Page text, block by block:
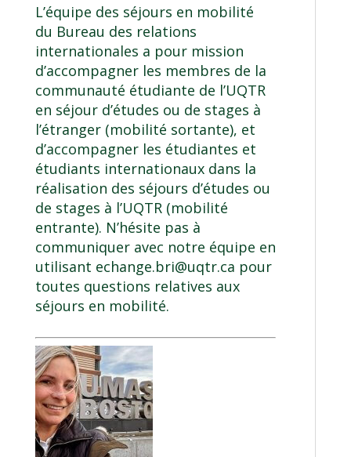
L’équipe des séjours en mobilité
du Bureau des relations
internationales a pour mission
d’accompagner les membres de la
communauté étudiante de l’UQTR
en séjour d’études ou de stages à
l’étranger(mobilité sortante), et
d’accompagner les étudiantes et
étudiants internationaux dans la
réalisation des séjours d’études ou
de stages à l’UQTR (mobilité
entrante). N’hésite pas à
communiquer avec notre équipe en
utilisant echange.bri@uqtr.ca pour
toutes questions relatives aux
séjours en mobilité.